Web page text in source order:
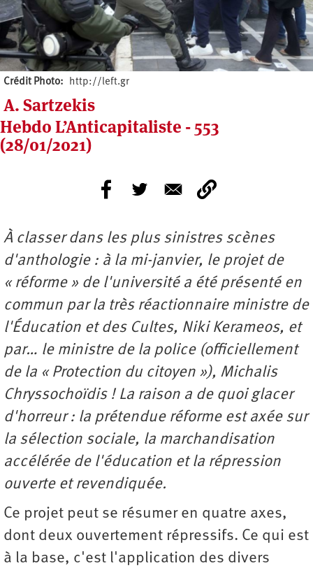
Crédit Photo http://left.gr
A. Sartzekis
Hebdo L’Anticapitaliste - 553
(28/01/2021)
À classer dans les plus sinistres scènes
d'anthologie: à la mi-janvier, le projet de
« réforme » de l'université a été présenté en
commun par la très réactionnaire ministre de
l'Éducation et des Cultes, Niki Kerameos, et
par… le ministre de la police (officiellement
de la « Protection du citoyen »), Michalis
Chryssochoïdis ! La raison a de quoi glacer
d'horreur : la prétendue réforme est axée sur
la sélection sociale, la marchandisation
accélérée de l'éducation et la répression
ouverte et revendiquée.
Ce projet peut se résumer en quatre axes,
dont deux ouvertement répressifs. Ce qui est
à la base, c'est l'application des divers